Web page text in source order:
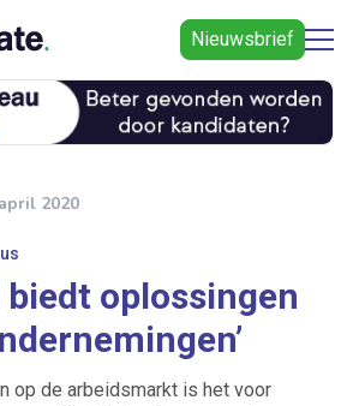
Nieuwsbrief
2020
biedt oplossingen
op de arbeidsmarkt is het voor